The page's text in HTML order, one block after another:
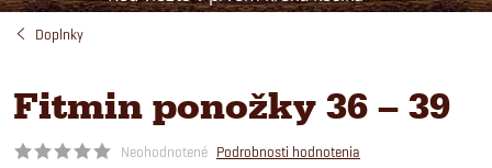
Doplnky
Fitmin ponožky 36 – 39
Neohodnotené Podrobnosti hodnotenia